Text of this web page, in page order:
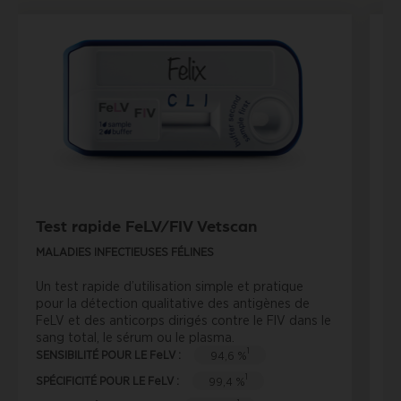
Test rapide FeLV/FIV Vetscan
MALADIES INFECTIEUSES FÉLINES
Un test rapide d’utilisation simple et pratique
pour la détection qualitative des antigènes de
FeLV et des anticorps dirigés contre le FIV dans le
sang total, le sérum ou le plasma.
SENSIBILITÉ POUR LE FeLV : 94,6 %
SPÉCIFICITÉ POUR LE FeLV : 99,4 %